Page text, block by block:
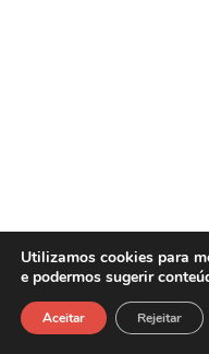
Sasw Tecnologia e
Copyright©2026
Utilizamos cookies para
e podermos sugerir
Aceitar Rejeitar